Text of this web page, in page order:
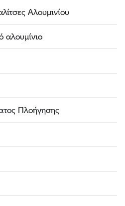
Αλουμινίου
αλουμίνιο
Πλοήγησης